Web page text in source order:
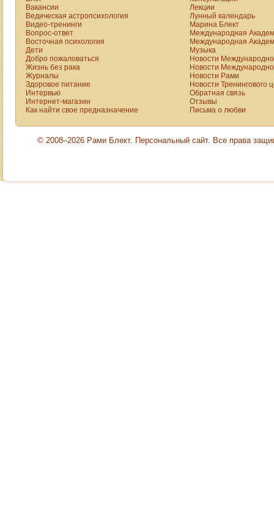
Вакансии
Ведическая астропсихология
Видео-тренинги
Вопрос-ответ
Восточная психология
Дети
Добро пожаловаться
Жизнь без рака
Журналы
Здоровое питание
Интервью
Интернет-магазин
Как найти свое предназначение
Лекции
Лунный календарь
Марина Блект
Международная
Международная
Музыка
Новости
Новости
Новости Рами
Новости Тренингового
Обратная связь
Отзывы
Письма о любви
© 2008–2026 Рами Блект. Персональный сайт. Все права